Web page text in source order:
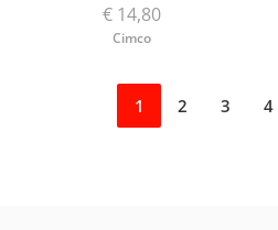
€ 14,80
Cimco
1 2 3 4